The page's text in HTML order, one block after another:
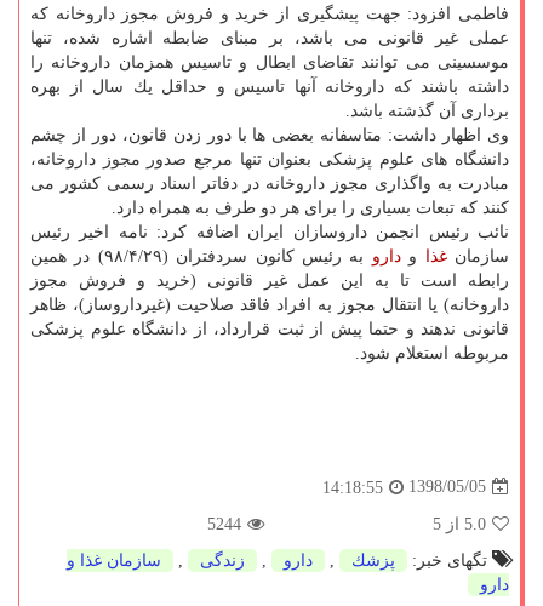
فاطمی افزود: جهت پیشگیری از خرید و فروش مجوز داروخانه كه
عملی غیر قانونی می باشد، بر مبنای ضابطه اشاره شده، تنها
موسسینی می توانند تقاضای ابطال و تاسیس همزمان داروخانه را
داشته باشند كه داروخانه آنها تاسیس و حداقل یك سال از بهره
برداری آن گذشته باشد.
وی اظهار داشت: متاسفانه بعضی ها با دور زدن قانون، دور از چشم
دانشگاه های علوم پزشكی بعنوان تنها مرجع صدور مجوز داروخانه،
مبادرت به واگذاری مجوز داروخانه در دفاتر اسناد رسمی كشور می
كنند كه تبعات بسیاری را برای هر دو طرف به همراه دارد.
نائب رئیس انجمن داروسازان ایران اضافه كرد: نامه اخیر رئیس
سازمانغذا ودارو
به رئیس كانون سردفتران (۹۸/۴/۲۹) در همین
رابطه است تا به این عمل غیر قانونی (خرید و فروش مجوز
داروخانه) یا انتقال مجوز به افراد فاقد صلاحیت (غیرداروساز)، ظاهر
قانونی ندهند و حتما پیش از ثبت قرارداد، از دانشگاه علوم پزشكی
مربوطه استعلام شود.
1398/05/05
14:18:55
5.0 از 5
5244
تگهای خبر:
پزشك دارو زندگی
سازمان غذا و
دارو